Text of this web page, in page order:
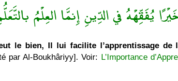
يُفَقِّهْهُ في الدِّينِ إِنمَّا العِلْمُ
le bien, Il lui facilite l’apprentissage
par Al-Boukhâriyy]. Voir: L’Importance